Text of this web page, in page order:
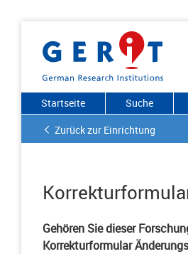
Startseite Suche
Zurück zur Einrichtung
Gehören Sie dieser
Korrekturformular